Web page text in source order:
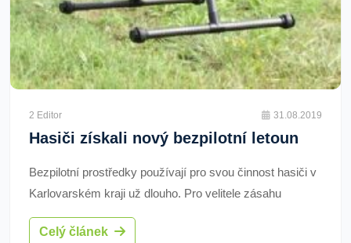
2 Editor 31.08.2019
Hasiči získali nový bezpilotní letoun
Bezpilotní prostředky používají pro svou činnost hasiči v
Karlovarském kraji už dlouho. Pro velitele zásahu
představují u událostí na velké rozloze snadnou a rychlou
orientaci o situaci jako celku.
Celý článek